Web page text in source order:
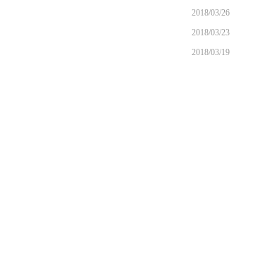
2018/03/26
2018/03/23
2018/03/19